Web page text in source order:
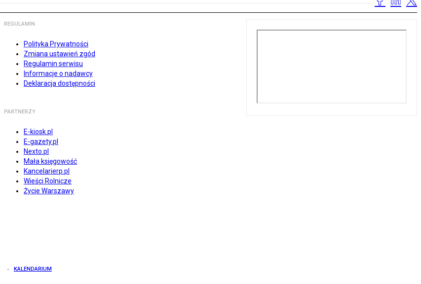
REGULAMIN
Polityka Prywatności
Zmiana ustawień zgód
Regulamin serwisu
Informacje o nadawcy
Deklaracja dostępności
PARTNERZY
E-kiosk.pl
E-gazety.pl
Nexto.pl
Mała księgowość
Kancelarierp.pl
Wieści Rolnicze
Życie Warszawy
KALENDARIUM